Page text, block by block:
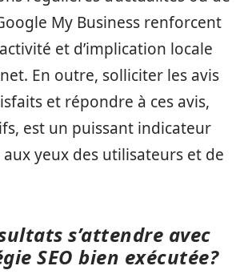
My Business renforcent
et d’implication locale
En outre, solliciter les avis
et répondre à ces avis,
est un puissant indicateur
yeux des utilisateurs et de
s’attendre avec
SEO bien exécutée?